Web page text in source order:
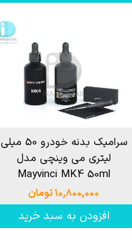
سرامیک بدنه خودرو 50 میلی
لیتری می وینچی مدل
Mayvinci MK4 50ml
۱۰,۸۰۰,۰۰۰ تومان
افزودن به سبد خرید